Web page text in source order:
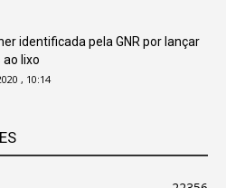
identificada pela GNR por lançar
lixo
, 10:14